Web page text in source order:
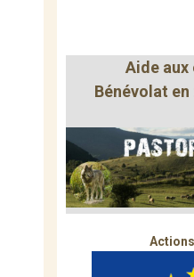
Aide aux
Bénévolat